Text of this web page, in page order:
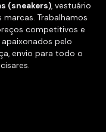
(sneakers), vestuário
Trabalhamos
competitivos e
pelo
envio para todo o